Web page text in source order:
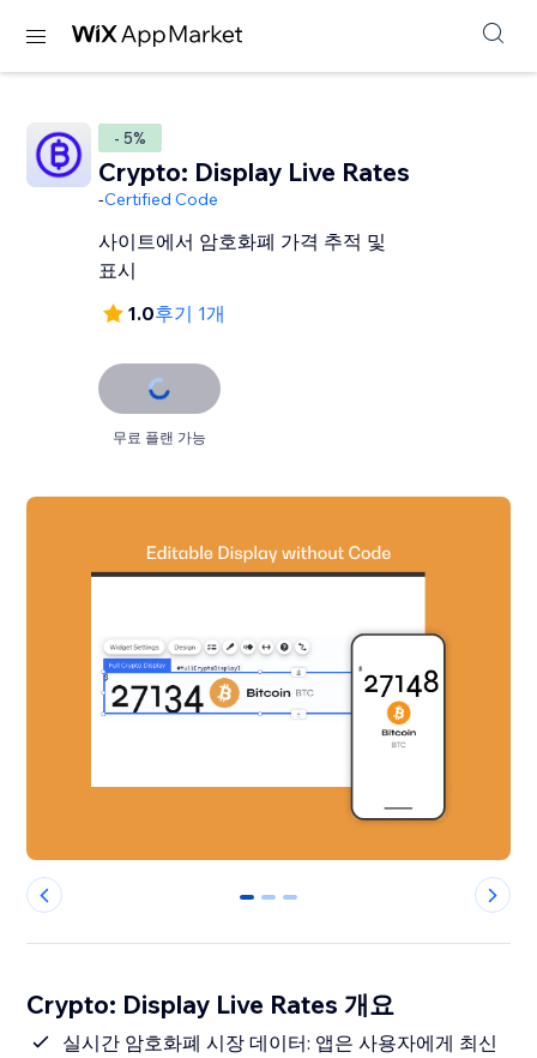
- 5%
Crypto: Display Live Rates
-Certified Code
사이트에서 암호화폐 가격 추적 및
표시
1.0후기 1개
무료 플랜 가능
0 1 2
Crypto: Display Live Rates 개요
실시간 암호화폐 시장 데이터: 앱은 사용자에게 최신